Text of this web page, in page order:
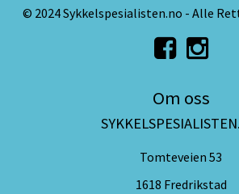
© 2024 Sykkelspesialisten.no - Alle
Om oss
Tomteveien 53
1618 Fredrikstad